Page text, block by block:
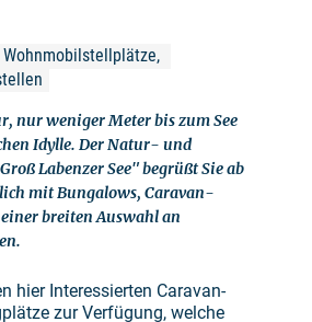
nur weniger Meter bis zum See
Idylle. Der Natur- und
Labenzer See" begrüßt Sie ab
mit Bungalows, Caravan-
breiten Auswahl an
hier Interessierten Caravan-
zur Verfügung, welche